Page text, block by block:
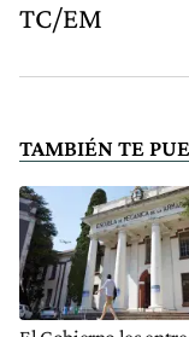
TC/EM
TAMBIÉN TE